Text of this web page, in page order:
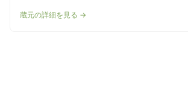
蔵元の詳細を見る →